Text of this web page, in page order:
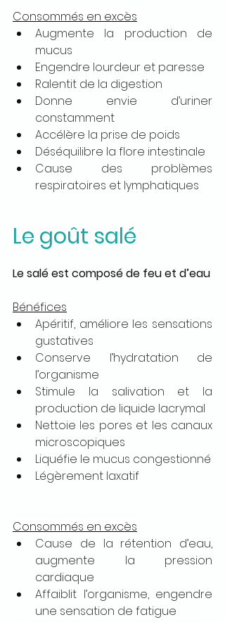
Consommés en excès
Augmente la production de
mucus
Engendre lourdeur et paresse
Ralentit de la digestion
Donne envie d’uriner
constamment
Accélère la prise de poids
Déséquilibre la flore intestinale
Cause des problèmes
respiratoires et lymphatiques
Le goût salé
Le salé est composé de feu et d’eau
Bénéfices
Apéritif, améliore les sensations
gustatives
Conserve l’hydratation de
l’organisme
Stimule la salivation et la
production de liquide lacrymal
Nettoie les pores et les canaux
microscopiques
Liquéfie le mucus congestionné
Légèrement laxatif
Consommés en excès
Cause de la rétention d’eau,
augmente la pression
cardiaque
Affaiblit l’organisme, engendre
une sensation de fatigue